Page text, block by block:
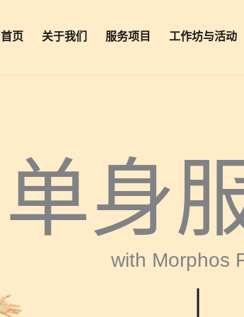
首页 关于我们 服务项目 工作坊与活动
单身
with Morphos